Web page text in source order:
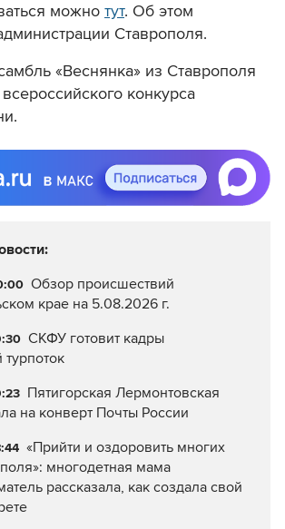
можно тут. Об этом
Ставрополя.
«Веснянка» из Ставрополя
конкурса
Обзор происшествий
крае на 5.08.2026 г.
СКФУ готовит кадры
Пятигорская Лермонтовская
на конверт Почты России
«Прийти и оздоровить многих
многодетная мама
рассказала, как создала свой